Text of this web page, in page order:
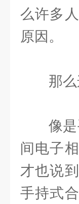
么许多
原因。
那
像
间电子
才也说
手持式